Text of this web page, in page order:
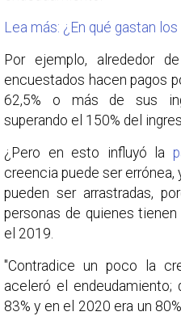
Lea más: ¿En qué gastan
Por ejemplo, alrededor
encuestados hacen pagos
62,5% o más de sus
superando el 150% del
¿Pero en esto influyó la
creencia puede ser errónea,
pueden ser arrastradas,
personas de quienes
el 2019.
"Contradice un poco la
aceleró el
83% y en el 2020 era un